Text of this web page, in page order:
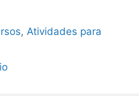
, Atividades para